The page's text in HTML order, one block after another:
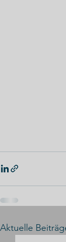
Aktuelle